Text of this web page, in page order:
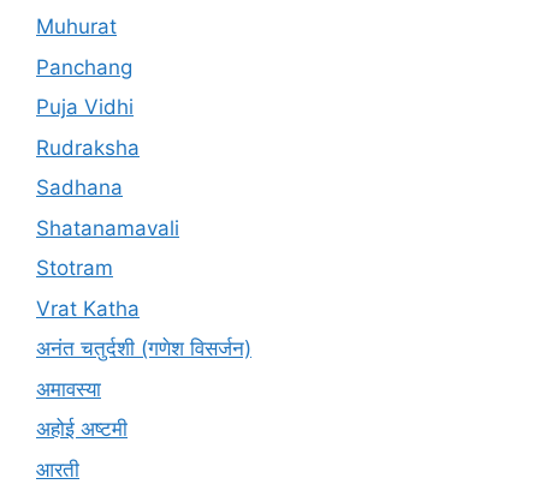
Muhurat
Panchang
Puja Vidhi
Rudraksha
Sadhana
Shatanamavali
Stotram
Vrat Katha
अनंत चतुर्दशी (गणेश विसर्जन)
अमावस्या
अहोई अष्टमी
आरती